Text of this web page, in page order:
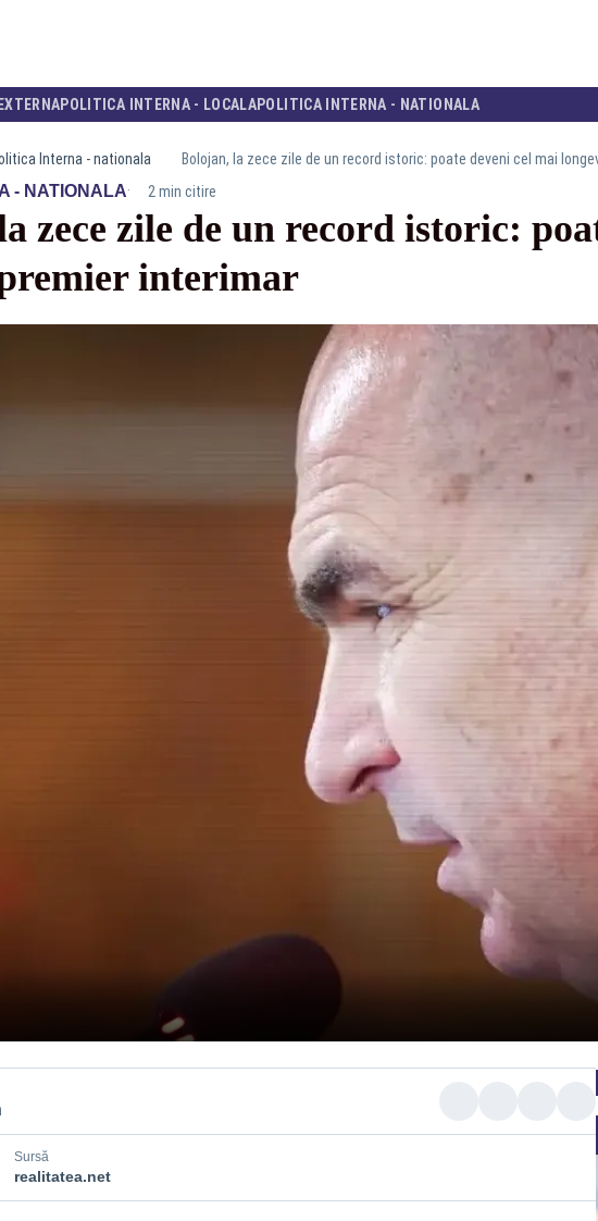
POLITICA INTERNA - LOCALAPOLITICA INTERNA - NATIONALA
Interna - nationala Bolojan, la zece zile de un record istoric: poate deveni cel mai
- NATIONALA· 2 min citire
zece zile de un record istoric:
interimar
Sursă
realitatea.net